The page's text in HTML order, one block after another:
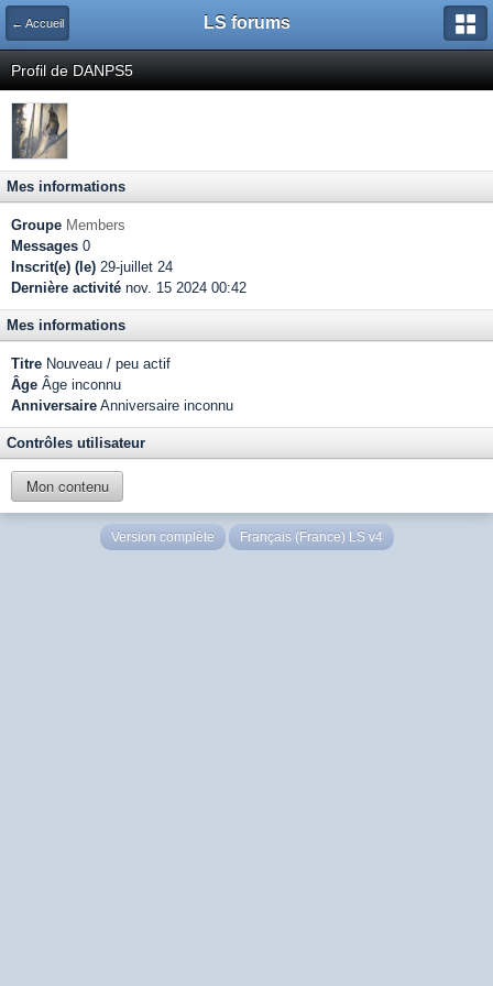
← Accueil LS forums
Profil de DANPS5
Mes informations
Groupe Members
Messages 0
Inscrit(e) (le) 29-juillet 24
Dernière activité nov. 15 2024 00:42
Mes informations
Titre Nouveau / peu actif
Âge Âge inconnu
Anniversaire Anniversaire inconnu
Contrôles utilisateur
Mon contenu
Version complète Français (France) LS v4